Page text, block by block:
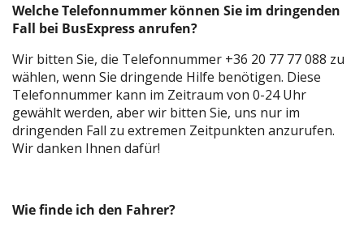
Welche Telefonnummer können Sie im dringenden
Fall bei BusExpress anrufen?
Wir bitten Sie, die Telefonnummer +36 20 77 77 088 zu
wählen, wenn Sie dringende Hilfe benötigen. Diese
Telefonnummer kann im Zeitraum von 0-24 Uhr
gewählt werden, aber wir bitten Sie, uns nur im
dringenden Fall zu extremen Zeitpunkten anzurufen.
Wir danken Ihnen dafür!
Wie finde ich den Fahrer?